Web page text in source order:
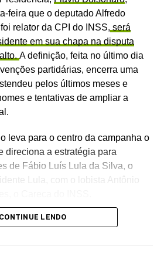
feira que o deputado Alfredo
relator da CPI do INSS, será
em sua chapa na disputa
A definição, feita no último dia
partidárias, encerra uma
pelos últimos meses e
e tentativas de ampliar a
leva para o centro da campanha o
direciona a estratégia para
de Fábio Luís Lula da Silva, o
Lula, com o lobista Antônio
vocês noticiaram como a
entraram no gabinete do Lula. O
CONTINUE LENDO